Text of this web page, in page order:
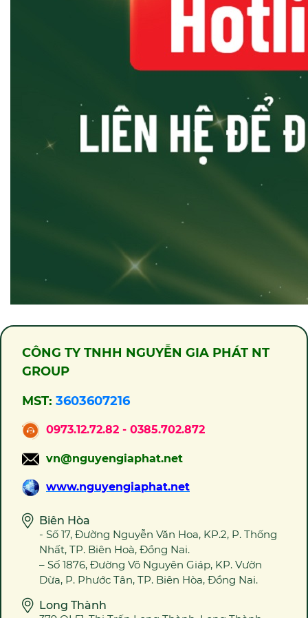
CÔNG TY TNHH NGUYỄN GIA PHÁT NT
GROUP
MST: 3603607216
0973.12.72.82 - 0385.702.872
vn@nguyengiaphat.net
www.nguyengiaphat.net
Biên Hòa
- Số 17, Đường Nguyễn Văn Hoa, KP.2, P. Thống
Nhất, TP. Biên Hoà, Đồng Nai.
– Số 1876, Đường Võ Nguyên Giáp, KP. Vườn
Dừa, P. Phước Tân, TP. Biên Hòa, Đồng Nai.
Long Thành